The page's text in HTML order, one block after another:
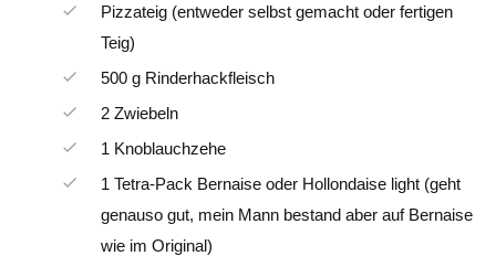
Pizzateig (entweder selbst gemacht oder fertigen
Teig)
500 g Rinderhackfleisch
2 Zwiebeln
1 Knoblauchzehe
1 Tetra-Pack Bernaise oder Hollondaise light (geht
genauso gut, mein Mann bestand aber auf Bernaise
wie im Original)